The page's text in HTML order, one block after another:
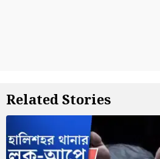
Related Stories